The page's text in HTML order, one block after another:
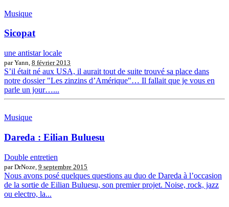
Musique
Sicopat
une antistar locale
par Yann, 8 février 2013
S’il était né aux USA, il aurait tout de suite trouvé sa place dans
notre dossier "Les zinzins d’Amérique"… Il fallait que je vous en
parle un jour…...
Musique
Dareda : Eilian Buluesu
Double entretien
par DrNoze, 9 septembre 2015
Nous avons posé quelques questions au duo de Dareda à l’occasion
de la sortie de Eilian Buluesu, son premier projet. Noise, rock, jazz
ou electro, la...